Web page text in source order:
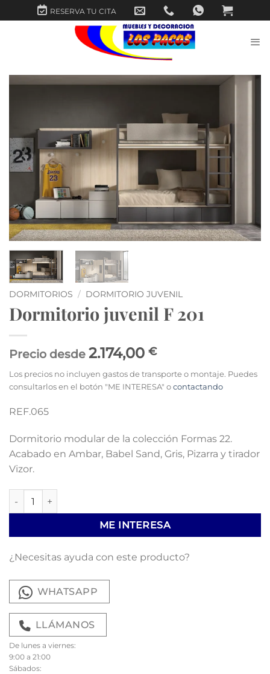
al
RESERVA TU CITA
DORMITORIOS / DORMITORIO JUVENIL
Dormitorio juvenil F 201
Precio desde 2.174,00 €
Los precios no incluyen gastos de transporte o montaje. Puedes
consultarlos en el botón "ME INTERESA" ocontactando
REF.065
Dormitorio modular de la colección Formas 22.
Acabado en Ambar, Babel Sand, Gris, Pizarra y tirador
Vizor.
Dormitorio juvenil F 201 cantidad
ME INTERESA
¿Necesitas ayuda con este producto?
WHATSAPP
LLÁMANOS
De lunes a viernes:
9:00 a 21:00
Sábados: